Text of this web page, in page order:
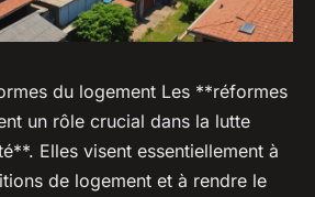
du logement Les **réformes
un rôle crucial dans la lutte
Elles visent essentiellement à
de logement et à rendre le